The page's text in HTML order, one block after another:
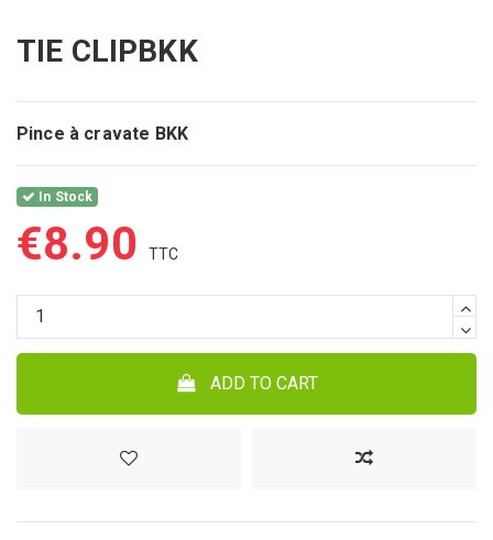
TIE CLIPBKK
Pince à cravate BKK
In Stock
€8.90
ADD TO CART